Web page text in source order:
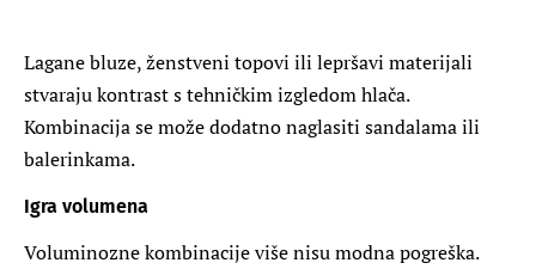
Lagane bluze, ženstveni topovi ili lepršavi materijali
stvaraju kontrast s tehničkim izgledom hlača.
Kombinacija se može dodatno naglasiti sandalama ili
balerinkama.
Igra volumena
Voluminozne kombinacije više nisu modna pogreška.